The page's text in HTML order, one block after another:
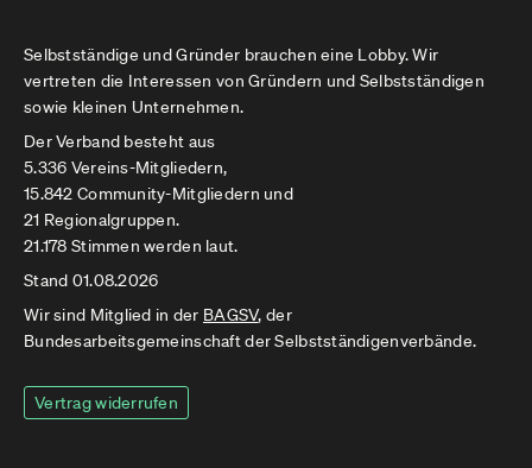
Selbstständige und Gründer brauchen eine Lobby. Wir
vertreten die Interessen von Gründern und Selbstständigen
sowie kleinen Unternehmen.
Der Verband besteht aus
5.336 Vereins-Mitgliedern,
15.842 Community-Mitgliedern und
21 Regionalgruppen.
21.178 Stimmen werden laut.
Stand 01.08.2026
Wir sind Mitglied in der BAGSV, der
Bundesarbeitsgemeinschaft der Selbstständigenverbände.
Vertrag widerrufen